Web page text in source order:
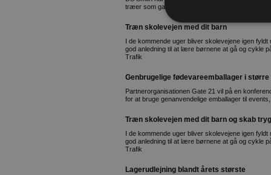
træer som gaver i bl.a. Danmark
Træn skolevejen med dit barn
I de kommende uger bliver skolevejene igen
god anledning til at lære børnene at gå og cykle
Trafik
Genbrugelige fødevareemballager i
Partnerorganisationen Gate 21 vil på en
for at bruge genanvendelige emballager til
Træn skolevejen med dit barn og skab
I de kommende uger bliver skolevejene igen
god anledning til at lære børnene at gå og cykle
Trafik
Lagerudlejning blandt årets største